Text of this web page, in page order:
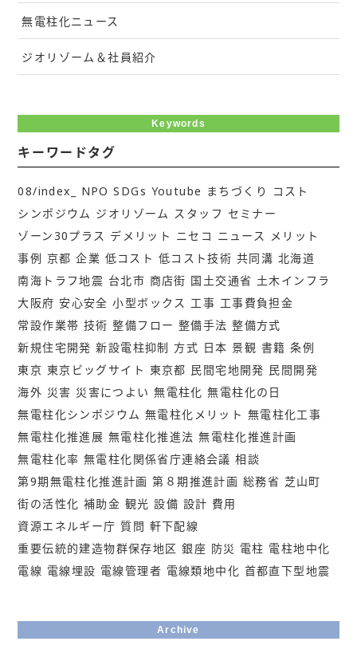
無電柱化ニュース
ジオリゾーム＆社員紹介
Keywords
キーワードタグ
08/index_ NPO SDGs Youtube まちづくり
コスト
シンポジウム ジオリゾーム スタッフ セミナー
ゾーン30プラス デメリット ニセコ ニュース メリット
事例 京都 企業 低コスト 低コスト技術 共同溝 北海道
南海トラフ地震 台北市 商店街 国土交通省 土木インフラ
大阪府 安心安全 小型ボックス 工事 工事費負担金
常設作業帯 技術 整備フロー 整備手法 整備方式
新規住宅開発 新設電柱抑制 方式 日本 景観 書籍 条例
東京 東京ビッグサイト 東京都 民間宅地開発 民間開発
海外 災害 災害につよい 無電柱化 無電柱化の日
無電柱化シンポジウム 無電柱化メリット 無電柱化工事
無電柱化推進展 無電柱化推進法 無電柱化推進計画
無電柱化率 無電柱化関係省庁連絡会議 相談
第9期無電柱化推進計画 第８期推進計画 総務省 芝山町
街の活性化 補助金 観光 設備 設計 費用
資源エネルギー庁 質問 軒下配線
重要伝統的建造物群保存地区 銀座 防災 電柱 電柱地中化
電線 電線埋設 電線管理者 電線類地中化 首都直下型地震
Archive